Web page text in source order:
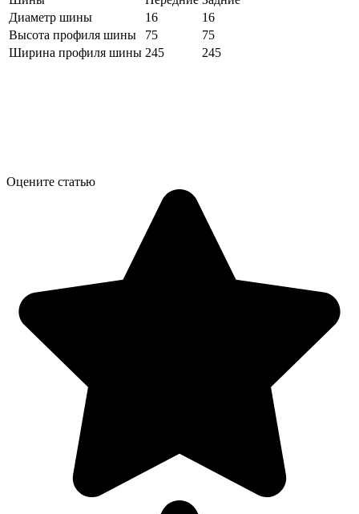
Диаметр шины
16
16
Высота профиля шины
75
75
Ширина профиля шины 245 245
Оцените статью